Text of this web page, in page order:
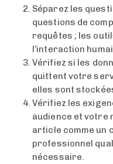
Séparez les
questions de
requêtes ; les
l’interaction
Vérifiez si les
quittent votre
elles sont
Vérifiez les
audience et votre
article comme un
professionnel
nécessaire.